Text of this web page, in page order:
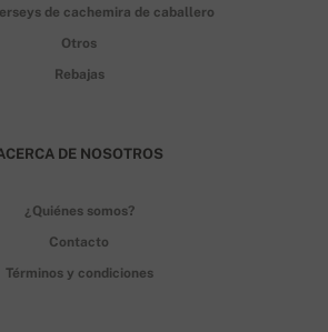
de cachemira de caballero
Otros
Rebajas
DE NOSOTROS
¿Quiénes somos?
Contacto
Términos y condiciones